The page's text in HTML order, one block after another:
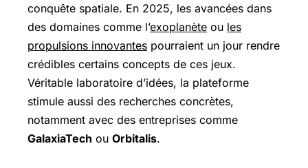
conquête spatiale. En 2025, les avancées dans
des domaines comme l’exoplanète ou les
propulsions innovantes pourraient un jour rendre
crédibles certains concepts de ces jeux.
Véritable laboratoire d’idées, la plateforme
stimule aussi des recherches concrètes,
notamment avec des entreprises comme
GalaxiaTech ou Orbitalis.